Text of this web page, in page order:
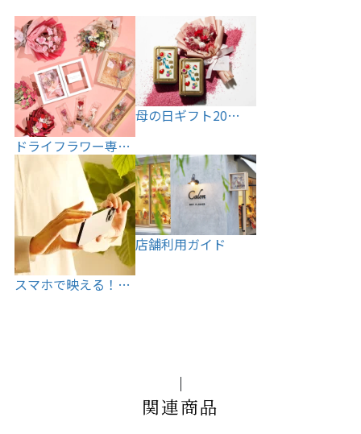
ドライフラワー専…
母の日ギフト20…
スマホで映える！…
店舗利用ガイド
関連商品